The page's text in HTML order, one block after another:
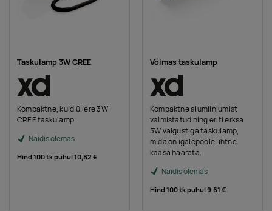
Taskulamp 3W CREE
Kompaktne, kuid üliere 3W
CREE taskulamp.
Näidis olemas
Hind 100 tk puhul10,82 €
Võimas taskulamp
Kompaktne alumiiniumist
valmistatud ning eriti erksa
3W valgustiga taskulamp,
mida on igalepoole lihtne
kaasa haarata.
Näidis olemas
Hind 100 tk puhul9,61 €